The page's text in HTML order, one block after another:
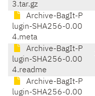
3.tar.gz
Archive-BagIt-P
lugin-SHA256-0.00
4.meta
Archive-BagIt-P
lugin-SHA256-0.00
4.readme
Archive-BagIt-P
lugin-SHA256-0.00